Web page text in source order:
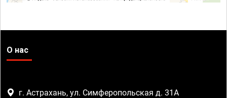
О нас
г. Астрахань, ул. Симферопольская д. 31А